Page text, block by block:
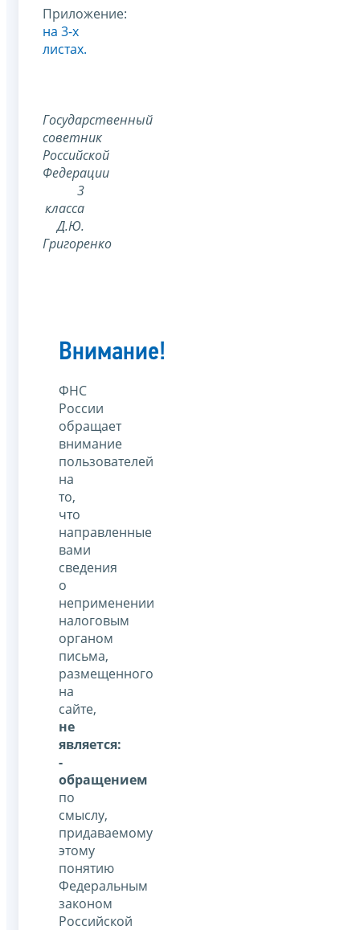
Приложение:
на 3-х
листах.
Государственный
советник
Российской
Федерации
3
класса
Д.Ю.
Григоренко
Внимание!
ФНС
России
обращает
внимание
пользователей
на
то,
что
направленные
вами
сведения
о
неприменении
налоговым
органом
письма,
размещенного
на
сайте,
не
является:
-
обращением
по
смыслу,
придаваемому
этому
понятию
Федеральным
законом
Российской